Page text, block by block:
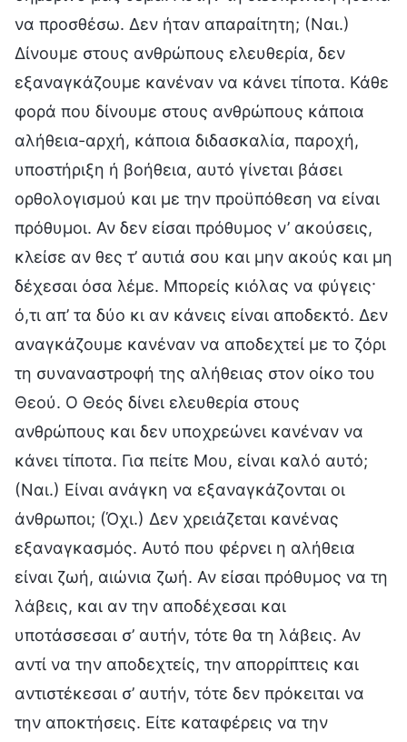
να προσθέσω. Δεν ήταν απαραίτητη; (Ναι.)
Δίνουμε στους ανθρώπους ελευθερία, δεν
εξαναγκάζουμε κανέναν να κάνει τίποτα. Κάθε
φορά που δίνουμε στους ανθρώπους κάποια
αλήθεια-αρχή, κάποια διδασκαλία, παροχή,
υποστήριξη ή βοήθεια, αυτό γίνεται βάσει
ορθολογισμού και με την προϋπόθεση να είναι
πρόθυμοι. Αν δεν είσαι πρόθυμος ν’ ακούσεις,
κλείσε αν θες τ’ αυτιά σου και μην ακούς και μη
δέχεσαι όσα λέμε. Μπορείς κιόλας να φύγεις·
ό,τι απ’ τα δύο κι αν κάνεις είναι αποδεκτό. Δεν
αναγκάζουμε κανέναν να αποδεχτεί με το ζόρι
τη συναναστροφή της αλήθειας στον οίκο του
Θεού. Ο Θεός δίνει ελευθερία στους
ανθρώπους και δεν υποχρεώνει κανέναν να
κάνει τίποτα. Για πείτε Μου, είναι καλό αυτό;
(Ναι.) Είναι ανάγκη να εξαναγκάζονται οι
άνθρωποι; (Όχι.) Δεν χρειάζεται κανένας
εξαναγκασμός. Αυτό που φέρνει η αλήθεια
είναι ζωή, αιώνια ζωή. Αν είσαι πρόθυμος να τη
λάβεις, και αν την αποδέχεσαι και
υποτάσσεσαι σ’ αυτήν, τότε θα τη λάβεις. Αν
αντί να την αποδεχτείς, την απορρίπτεις και
αντιστέκεσαι σ’ αυτήν, τότε δεν πρόκειται να
την αποκτήσεις. Είτε καταφέρεις να την